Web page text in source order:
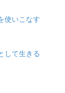
使いこなす
して生きる